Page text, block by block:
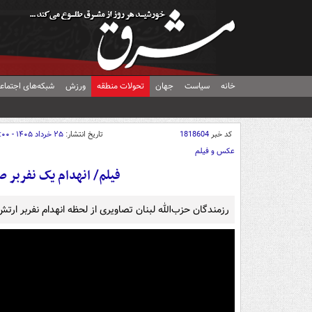
خانه سیاست جهان تحولات منطقه ورزش شبکه‌های
کد خبر1818604 تاریخ انتشار: ۲۵ خرداد ۱۴۰۵ - ۱۳:۰۰
عکس و فیلم
فیلم/ انهدام یک نفربر
رزمندگان حزب‌الله لبنان تصاویری از لحظه انهدام نفربر